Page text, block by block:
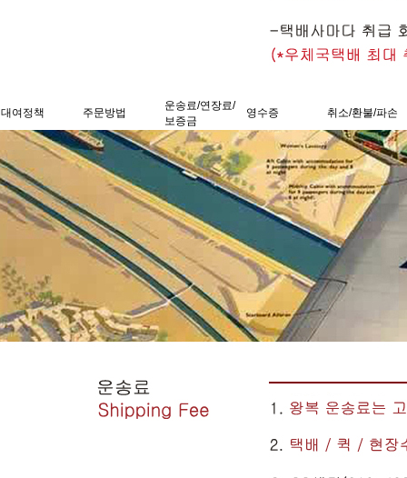
대여정책 주문방법
운송료/연장료/
보증금
영수증 취소/환불/파손